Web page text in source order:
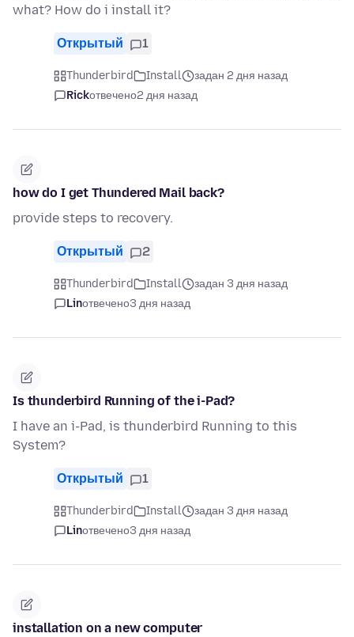
what? How do i install it?
Открытый 1
Thunderbird Install
задан 2 дня назад
Rickотвечено2 дня назад
how do I get Thundered Mail back?
provide steps to recovery.
Открытый 2
Thunderbird Install
задан 3 дня назад
Linотвечено3 дня назад
Is thunderbird Running of the i-Pad?
I have an i-Pad, is thunderbird Running to this
System?
Открытый 1
Thunderbird Install
задан 3 дня назад
Linотвечено3 дня назад
installation on a new computer